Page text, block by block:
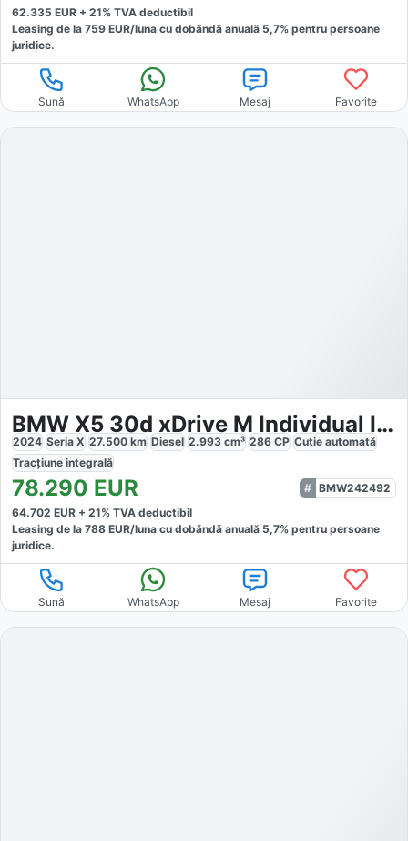
62.335 EUR + 21% TVA deductibil
Leasing de la 759 EUR/luna cu dobăndă anuală 5,7% pentru persoane
juridice.
Sună WhatsApp Mesaj Favorite
BMW X5 30d xDrive M Individual Iconic
2024 Seria X 27.500 km Diesel 2.993 cm³ 286 CP Cutie automată
Tracțiune integrală
78.290 EUR
BMW242492
64.702 EUR + 21% TVA deductibil
Leasing de la 788 EUR/luna cu dobăndă anuală 5,7% pentru persoane
juridice.
Sună WhatsApp Mesaj Favorite